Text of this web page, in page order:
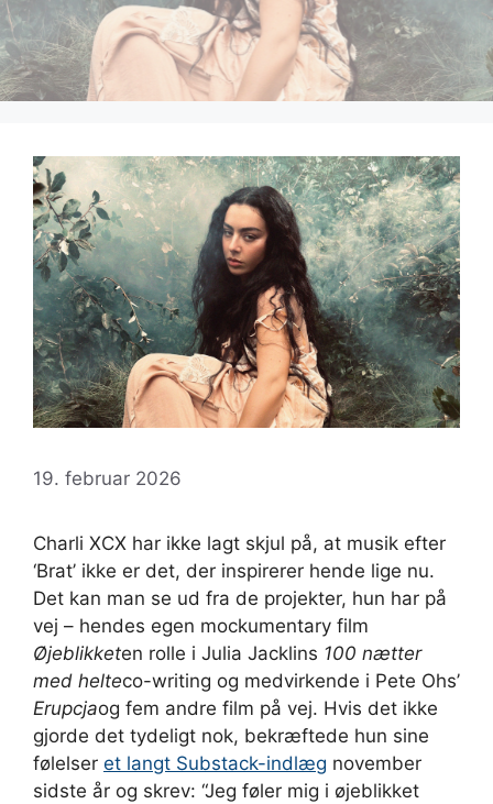
19. februar 2026
Charli XCX har ikke lagt skjul på, at musik efter
‘Brat’ ikke er det, der inspirerer hende lige nu.
Det kan man se ud fra de projekter, hun har på
vej – hendes egen mockumentary film
Øjeblikketen rolle i Julia Jacklins 100 nætter
med helteco-writing og medvirkende i Pete Ohs’
Erupcjaog fem andre film på vej. Hvis det ikke
gjorde det tydeligt nok, bekræftede hun sine
følelser et langt Substack-indlæg november
sidste år og skrev: “Jeg føler mig i øjeblikket